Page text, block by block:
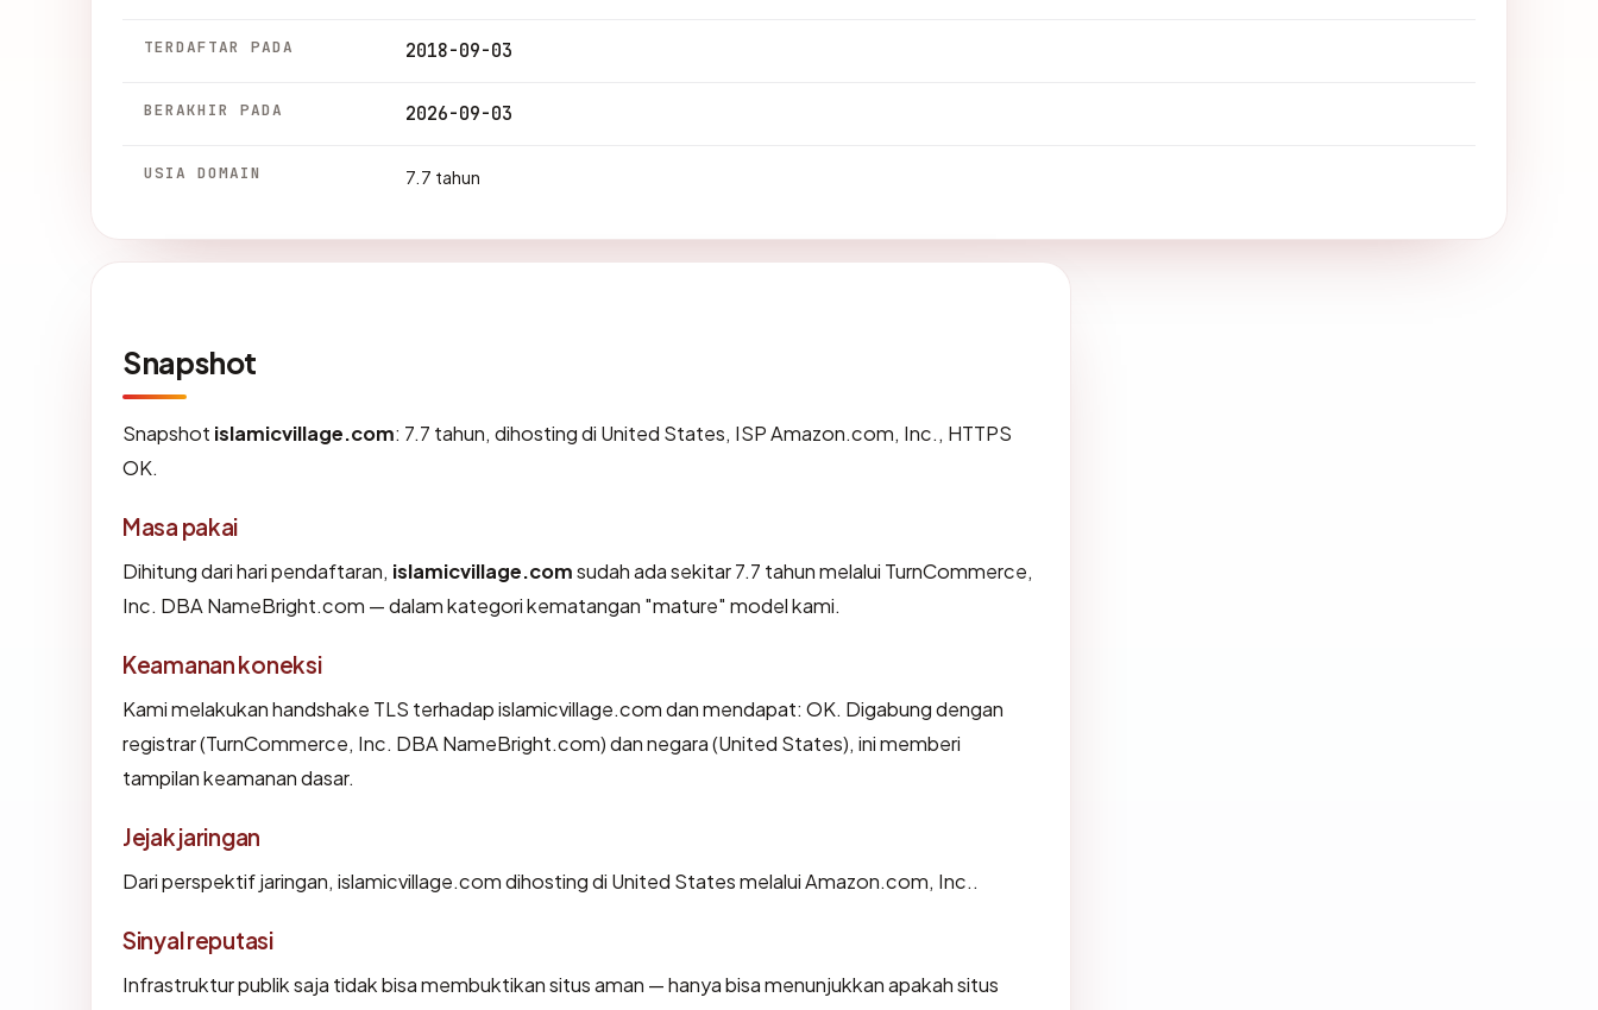
TERDAFTAR PADA 2018-09-03
BERAKHIR PADA 2026-09-03
USIA DOMAIN 7.7 tahun
Snapshot
Snapshot islamicvillage.com: 7.7 tahun, dihosting di United States, ISP Amazon.com, Inc., HTTPS
OK.
Masa pakai
Dihitung dari hari pendaftaran, islamicvillage.comsudah ada sekitar 7.7 tahun melalui TurnCommerce,
Inc. DBA NameBright.com — dalam kategori kematangan "mature" model kami.
Keamanan koneksi
Kami melakukan handshake TLS terhadap islamicvillage.com dan mendapat: OK. Digabung dengan
registrar (TurnCommerce, Inc. DBA NameBright.com) dan negara (United States), ini memberi
tampilan keamanan dasar.
Jejak jaringan
Dari perspektif jaringan, islamicvillage.com dihosting di United States melalui Amazon.com, Inc..
Sinyal reputasi
Infrastruktur publik saja tidak bisa membuktikan situs aman — hanya bisa menunjukkan apakah situs